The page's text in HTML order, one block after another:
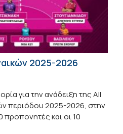
2025-2026
για την ανάδειξη της All
περιόδου 2025-2026, στην
προπονητές και οι 10